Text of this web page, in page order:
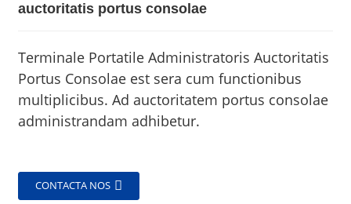
auctoritatis portus consolae
Terminale Portatile Administratoris Auctoritatis
Portus Consolae est sera cum functionibus
multiplicibus. Ad auctoritatem portus consolae
administrandam adhibetur.
CONTACTA NOS